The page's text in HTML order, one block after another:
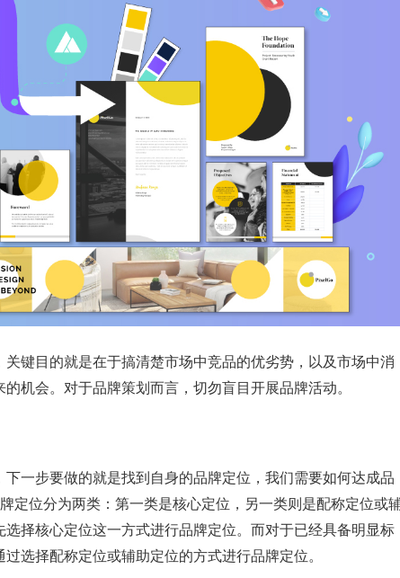
键目的就是在于搞清楚市场中竞品的优劣势，以及市场中消
机会。对于品牌策划而言，切勿盲目开展品牌活动。
一步要做的就是找到自身的品牌定位，我们需要如何达成品
定位分为两类：第一类是核心定位，另一类则是配称定位或
择核心定位这一方式进行品牌定位。而对于已经具备明显标
选择配称定位或辅助定位的方式进行品牌定位。